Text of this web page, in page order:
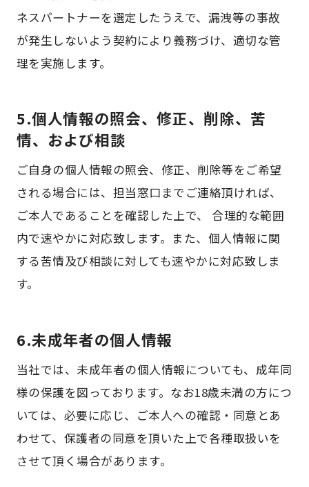
ネスパートナーを選定したうえで、漏洩等の事故
が発生しないよう契約により義務づけ、適切な管
理を実施します。
5.個人情報の照会、修正、削除、苦
情、および相談
ご自身の個人情報の照会、修正、削除等をご希望
される場合には、担当窓口までご連絡頂ければ、
ご本人であることを確認した上で、 合理的な範囲
内で速やかに対応致します。また、個人情報に関
する苦情及び相談に対しても速やかに対応致しま
す。
6.未成年者の個人情報
当社では、未成年者の個人情報についても、成年同
様の保護を図っております。なお18歳未満の方につ
いては、必要に応じ、ご本人への確認・同意とあ
わせて、保護者の同意を頂いた上で各種取扱いを
させて頂く場合があります。